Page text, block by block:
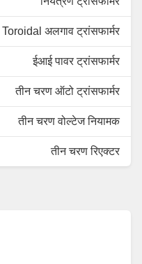
Toroidal अलगाव ट्रांसफार्मर
ईआई पावर ट्रांसफार्मर
तीन चरण ऑटो ट्रांसफार्मर
तीन चरण वोल्टेज नियामक
तीन चरण रिएक्टर